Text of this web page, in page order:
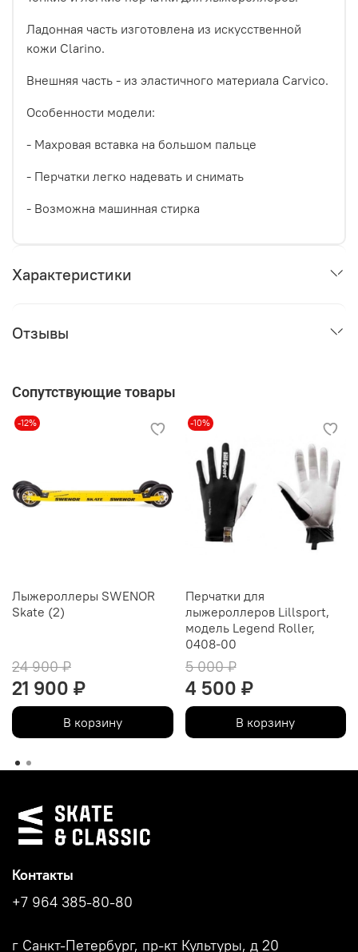
Ладонная часть изготовлена из искусственной
кожи Clarino.
Внешняя часть - из эластичного материала Carvico.
Особенности модели:
- Махровая вставка на большом пальце
- Перчатки легко надевать и снимать
- Возможна машинная стирка
Характеристики
Отзывы
Сопутствующие товары
-12%
Лыжероллеры SWENOR
Skate (2)
24 900 ₽
21 900 ₽
В корзину
-10%
Перчатки для
лыжероллеров Lillsport,
модель Legend Roller,
0408-00
5 000 ₽
4 500 ₽
В корзину
Контакты
+7 964 385-80-80
г Санкт-Петербург, пр-кт Культуры, д 20